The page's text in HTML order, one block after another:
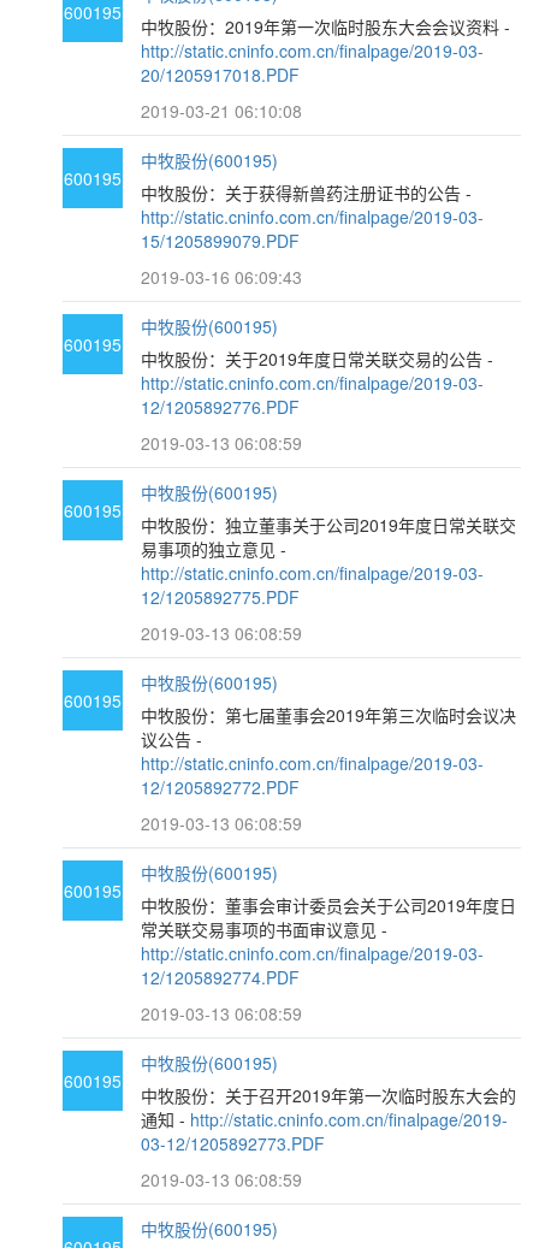
600195
中牧股份：2019年第一次临时股东大会会议资料 -
http://static.cninfo.com.cn/finalpage/2019-03-
20/1205917018.PDF
2019-03-21 06:10:08
600195
中牧股份(600195)
中牧股份：关于获得新兽药注册证书的公告 -
http://static.cninfo.com.cn/finalpage/2019-03-
15/1205899079.PDF
2019-03-16 06:09:43
600195
中牧股份(600195)
中牧股份：关于2019年度日常关联交易的公告 -
http://static.cninfo.com.cn/finalpage/2019-03-
12/1205892776.PDF
2019-03-13 06:08:59
600195
中牧股份(600195)
中牧股份：独立董事关于公司2019年度日常关联交
易事项的独立意见 -
http://static.cninfo.com.cn/finalpage/2019-03-
12/1205892775.PDF
2019-03-13 06:08:59
600195
中牧股份(600195)
中牧股份：第七届董事会2019年第三次临时会议决
议公告 -
http://static.cninfo.com.cn/finalpage/2019-03-
12/1205892772.PDF
2019-03-13 06:08:59
600195
中牧股份(600195)
中牧股份：董事会审计委员会关于公司2019年度日
常关联交易事项的书面审议意见 -
http://static.cninfo.com.cn/finalpage/2019-03-
12/1205892774.PDF
2019-03-13 06:08:59
600195
中牧股份(600195)
中牧股份：关于召开2019年第一次临时股东大会的
通知 - http://static.cninfo.com.cn/finalpage/2019-
03-12/1205892773.PDF
2019-03-13 06:08:59
中牧股份(600195)